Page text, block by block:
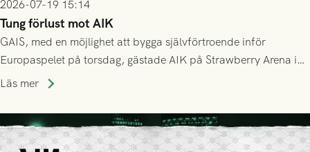
2026-07-19 15:14
Tung förlust mot AIK
GAIS, med en möjlighet att bygga självförtroende inför
Europaspelet på torsdag, gästade AIK på Strawberry Arena i
Stockholm . Men trots konstant hotande i första halvlek av
lyckades få in 2-0.
Läs mer